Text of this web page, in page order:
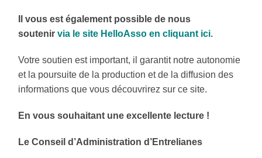
Il vous est également possible de nous
soutenirvia le site HelloAsso en cliquant ici.
Votre soutien est important, il garantit notre autonomie
et la poursuite de la production et de la diffusion des
informations que vous découvrirez sur ce site.
En vous souhaitant une excellente lecture !
Le Conseil d’Administration d’Entrelianes